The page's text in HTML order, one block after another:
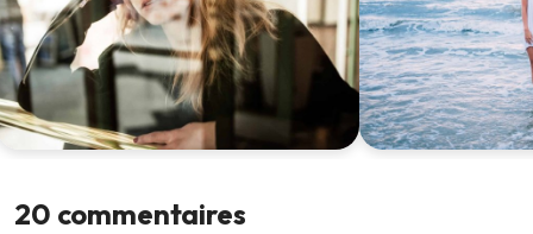
tourne en boucle
20 commentaires